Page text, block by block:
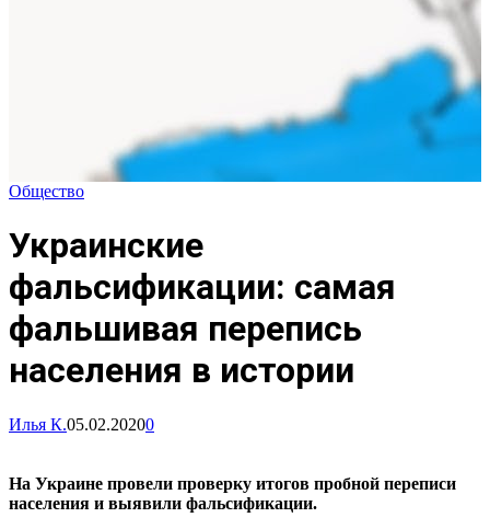
Общество
Украинские
фальсификации: самая
фальшивая перепись
населения в истории
Илья К.05.02.20200
На Украине провели проверку итогов пробной переписи
населения и выявили фальсификации.